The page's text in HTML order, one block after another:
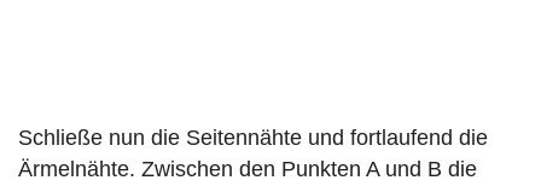
Schließe nun die Seitennähte und fortlaufend die
Ärmelnähte. Zwischen den Punkten A und B die